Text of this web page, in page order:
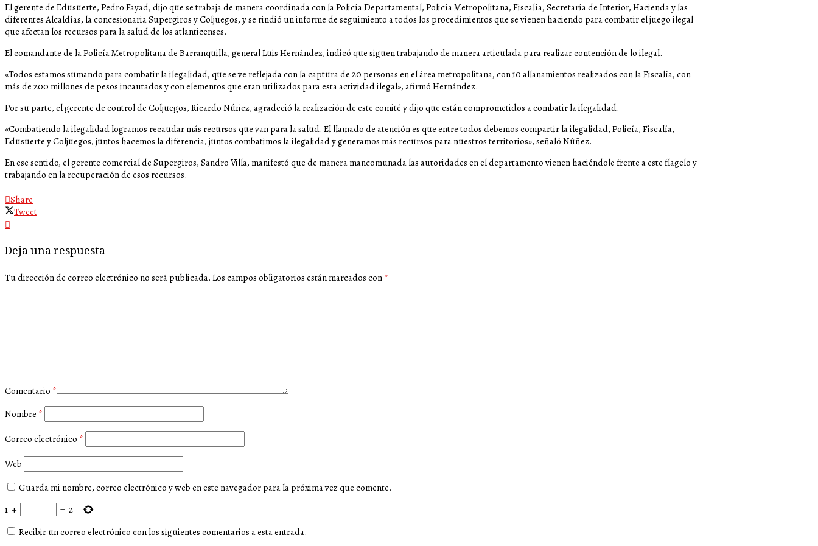
El gerente de Edusuerte, Pedro Fayad, dijo que se trabaja de manera coordinada con la Policía Departamental, Policía Metropolitana, Fiscalía, Secretaría de Interior, Hacienda y las
diferentes Alcaldías, la concesionaria Supergiros y Coljuegos, y se rindió un informe de seguimiento a todos los procedimientos que se vienen haciendo para combatir el juego ilegal
que afectan los recursos para la salud de los atlanticenses.
El comandante de la Policía Metropolitana de Barranquilla, general Luis Hernández, indicó que siguen trabajando de manera articulada para realizar contención de lo ilegal.
«Todos estamos sumando para combatir la ilegalidad, que se ve reflejada con la captura de 20 personas en el área metropolitana, con 10 allanamientos realizados con la Fiscalía, con
más de 200 millones de pesos incautados y con elementos que eran utilizados para esta actividad ilegal», afirmó Hernández.
Por su parte, el gerente de control de Coljuegos, Ricardo Núñez, agradeció la realización de este comité y dijo que están comprometidos a combatir la ilegalidad.
«Combatiendo la ilegalidad logramos recaudar más recursos que van para la salud. El llamado de atención es que entre todos debemos compartir la ilegalidad, Policía, Fiscalía,
Edusuerte y Coljuegos, juntos hacemos la diferencia, juntos combatimos la ilegalidad y generamos más recursos para nuestros territorios», señaló Núñez.
En ese sentido, el gerente comercial de Supergiros, Sandro Villa, manifestó que de manera mancomunada las autoridades en el departamento vienen haciéndole frente a este flagelo y
trabajando en la recuperación de esos recursos.
Share
Tweet
Deja una respuesta
Tu dirección de correo electrónico no será publicada. Los campos obligatorios están marcados con *
Comentario *
Nombre *
Correo electrónico *
Web
Guarda mi nombre, correo electrónico y web en este navegador para la próxima vez que comente.
1 + = 2
Recibir un correo electrónico con los siguientes comentarios a esta entrada.